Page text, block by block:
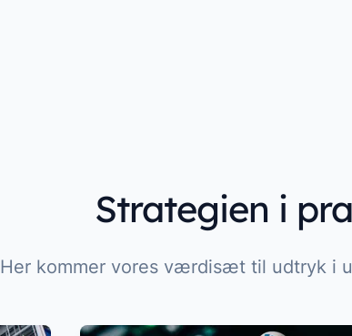
Strategien i
Her kommer vores værdisæt til udtryk i